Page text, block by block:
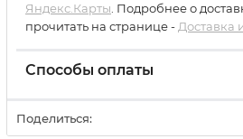
Яндекс.Карты . Подробнее о
прочитать на странице - Доставка
Способы оплаты
Поделиться: